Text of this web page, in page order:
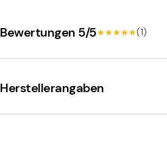
A
S
Bewertungen 5/5★★★★★
★★★★★(1)
Herstellerangaben